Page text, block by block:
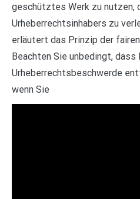
geschütztes Werk zu nutzen,
Urheberrechtsinhabers zu
erläutert das Prinzip der fairen
Beachten Sie unbedingt,
Urheberrechtsbeschwerde
wenn Sie